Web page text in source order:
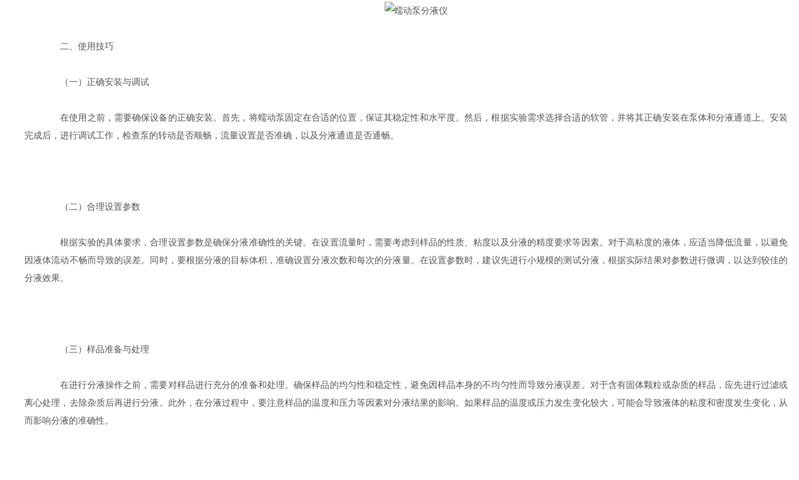
二、使用技巧
（一）正确安装与调试
在使用之前，需要确保设备的正确安装。首先，将蠕动泵固定在合适的位置，保证其稳定性和水平度。然后，根据实验需求选择合适的软管，并将其正确安装在泵体和分液通道上。安装
完成后，进行调试工作，检查泵的转动是否顺畅，流量设置是否准确，以及分液通道是否通畅。
（二）合理设置参数
根据实验的具体要求，合理设置参数是确保分液准确性的关键。在设置流量时，需要考虑到样品的性质、粘度以及分液的精度要求等因素。对于高粘度的液体，应适当降低流量，以避免
因液体流动不畅而导致的误差。同时，要根据分液的目标体积，准确设置分液次数和每次的分液量。在设置参数时，建议先进行小规模的测试分液，根据实际结果对参数进行微调，以达到较佳的
分液效果。
（三）样品准备与处理
在进行分液操作之前，需要对样品进行充分的准备和处理。确保样品的均匀性和稳定性，避免因样品本身的不均匀性而导致分液误差。对于含有固体颗粒或杂质的样品，应先进行过滤或
离心处理，去除杂质后再进行分液。此外，在分液过程中，要注意样品的温度和压力等因素对分液结果的影响。如果样品的温度或压力发生变化较大，可能会导致液体的粘度和密度发生变化，从
而影响分液的准确性。